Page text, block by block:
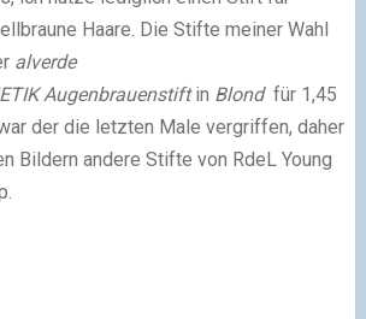
Haare. Die Stifte meiner Wahl
alverde
Augenbrauenstiftin Blondfür 1,45
der die letzten Male vergriffen, daher
Bildern andere Stifte von RdeL Young